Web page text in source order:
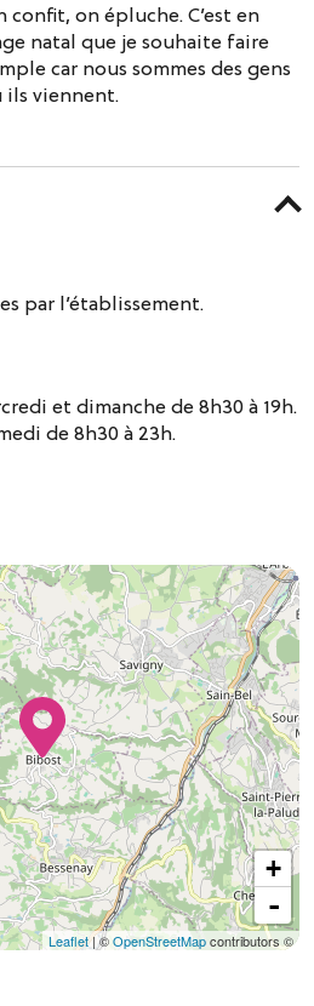
on épluche. C’est en
natal que je souhaite faire
car nous sommes des gens
ils viennent.
par l’établissement.
et dimanche de 8h30 à 19h.
de 8h30 à 23h.
+
-
Leaflet| ©OpenStreetMapcontributors ©